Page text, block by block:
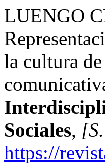
LUENGO
la cultura
Sociales,
https://